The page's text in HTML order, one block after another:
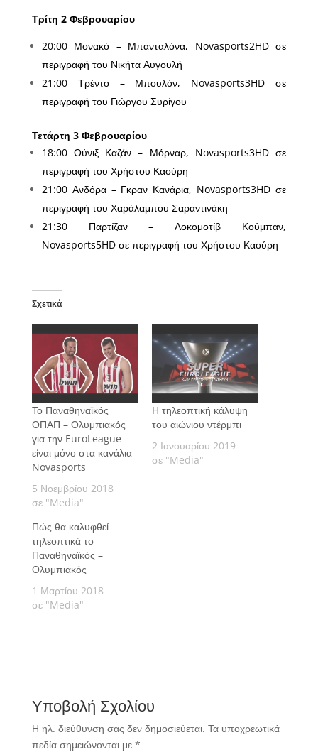
Τρίτη 2 Φεβρουαρίου
20:00 Μονακό – Μπανταλόνα, Novasports2HD σε
περιγραφή του Νικήτα Αυγουλή
21:00 Τρέντο – Μπουλόν, Novasports3HD σε
περιγραφή του Γιώργου Συρίγου
Τετάρτη 3 Φεβρουαρίου
18:00 Ούνιξ Καζάν – Μόρναρ, Novasports3HD σε
περιγραφή του Χρήστου Καούρη
21:00 Ανδόρα – Γκραν Κανάρια, Novasports3HD σε
περιγραφή του Χαράλαμπου Σαραντινάκη
21:30 Παρτίζαν – Λοκομοτίβ Κούμπαν,
Novasports5HD σε περιγραφή του Χρήστου Καούρη
Σχετικά
Το Παναθηναϊκός
ΟΠΑΠ – Ολυμπιακός
για την EuroLeague
είναι μόνο στα κανάλια
Novasports
5 Νοεμβρίου 2018
σε "Media"
Η τηλεοπτική κάλυψη
του αιώνιου ντέρμπι
2 Ιανουαρίου 2019
σε "Media"
Πώς θα καλυφθεί
τηλεοπτικά το
Παναθηναϊκός –
Ολυμπιακός
1 Μαρτίου 2018
σε "Media"
Υποβολή Σχολίου
Η ηλ. διεύθυνση σας δεν δημοσιεύεται. Τα υποχρεωτικά
πεδία σημειώνονται με *